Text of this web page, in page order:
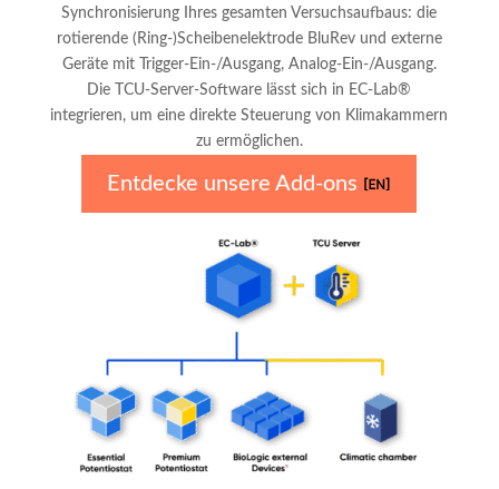
Synchronisierung Ihres gesamten Versuchsaufbaus: die
rotierende (Ring-)Scheibenelektrode BluRev und externe
Geräte mit Trigger-Ein-/Ausgang, Analog-Ein-/Ausgang.
Die TCU-Server-Software lässt sich in EC-Lab®
integrieren, um eine direkte Steuerung von Klimakammern
zu ermöglichen.
Entdecke unsere Add-ons